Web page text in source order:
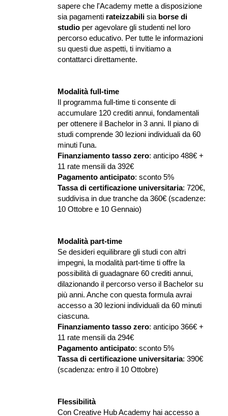
sapere che l'Academy mette a disposizione
sia pagamenti rateizzabili sia borse di
studio per agevolare gli studenti nel loro
percorso educativo. Per tutte le informazioni
su questi due aspetti, ti invitiamo a
contattarci direttamente.
Modalità full-time
Il programma full-time ti consente di
accumulare 120 crediti annui, fondamentali
per ottenere il Bachelor in 3 anni. Il piano di
studi comprende 30 lezioni individuali da 60
minuti l'una.
Finanziamento tasso zero: anticipo 488€ +
11 rate mensili da 392€
Pagamento anticipato: sconto 5%
Tassa di certificazione universitaria: 720€,
suddivisa in due tranche da 360€ (scadenze:
10 Ottobre e 10 Gennaio)
Modalità part-time
Se desideri equilibrare gli studi con altri
impegni, la modalità part-time ti offre la
possibilità di guadagnare 60 crediti annui,
dilazionando il percorso verso il Bachelor su
più anni. Anche con questa formula avrai
accesso a 30 lezioni individuali da 60 minuti
ciascuna.
Finanziamento tasso zero: anticipo 366€ +
11 rate mensili da 294€
Pagamento anticipato: sconto 5%
Tassa di certificazione universitaria: 390€
(scadenza: entro il 10 Ottobre)
Flessibilità
Con Creative Hub Academy hai accesso a